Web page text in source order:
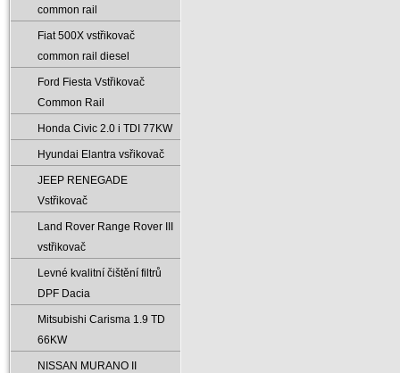
common rail
Fiat 500X vstřikovač
common rail diesel
Ford Fiesta Vstřikovač
Common Rail
Honda Civic 2.0 i TDI 77KW
Hyundai Elantra vsřikovač
JEEP RENEGADE
Vstřikovač
Land Rover Range Rover III
vstřikovač
Levné kvalitní čištění filtrů
DPF Dacia
Mitsubishi Carisma 1.9 TD
66KW
NISSAN MURANO II